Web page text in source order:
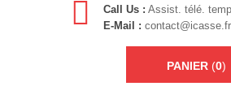
Call Us : Assist. télé.
E-Mail : contact@icasse.fr
PANIER (0)